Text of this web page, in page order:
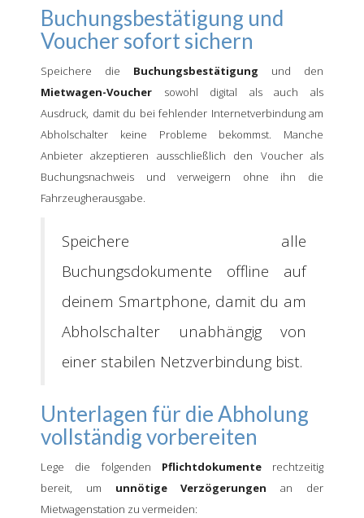
Buchungsbestätigung und
Voucher sofort sichern
Speichere die Buchungsbestätigung und den
Mietwagen-Voucher sowohl digital als auch als
Ausdruck, damit du bei fehlender Internetverbindung am
Abholschalter keine Probleme bekommst. Manche
Anbieter akzeptieren ausschließlich den Voucher als
Buchungsnachweis und verweigern ohne ihn die
Fahrzeugherausgabe.
Speichere alle
Buchungsdokumente offline auf
deinem Smartphone, damit du am
Abholschalter unabhängig von
einer stabilen Netzverbindung bist.
Unterlagen für die Abholung
vollständig vorbereiten
Lege die folgenden Pflichtdokumenterechtzeitig
bereit, um unnötige Verzögerungen an der
Mietwagenstation zu vermeiden: